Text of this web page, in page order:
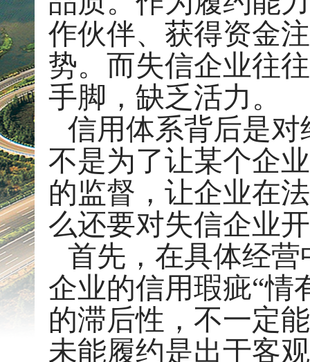
作伙伴、获得资金
势。而失信企业往
手脚，缺乏活力。
信用体系背后是
不是为了让某个企
的监督，让企业在
么还要对失信企业
首先，在具体经
企业的信用瑕疵“情
的滞后性，不一定
未能履约是出于客